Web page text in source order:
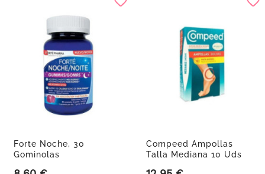
Forte Noche, 30
Gominolas
Compeed Ampollas
Talla Mediana 10 Uds